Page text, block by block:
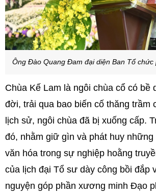
Ông Đào Quang Đam đại diện Ban Tổ chức
Chùa Kế Lam là ngôi chùa cổ có bề
đời, trải qua bao biến cố thăng trầm
lịch sử, ngôi chùa đã bị xuống cấp.
đó, nhằm giữ gìn và phát huy
văn hóa trong sự nghiệp hoằng
của lịch đại Tổ sư dày công bồi đắp
nguyện góp phần xương minh Đạo